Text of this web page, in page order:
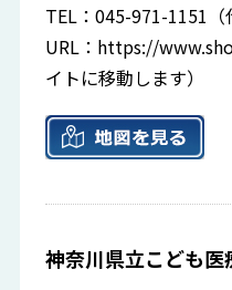
TEL：045-971-1151（
URL： https://
イトに移動します）
神奈川県立こども医